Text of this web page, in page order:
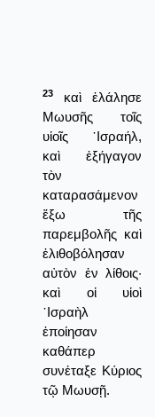
23
καὶ ἐλάλησε
Μωυσῆς τοῖς
υἱοῖς ᾿Ισραήλ,
καὶ ἐξήγαγον
τὸν
καταρασάμενον
ἔξω τῆς
παρεμβολῆς καὶ
ἐλιθοβόλησαν
αὐτὸν ἐν λίθοις·
καὶ οἱ υἱοὶ
᾿Ισραὴλ
ἐποίησαν
καθάπερ
συνέταξε Κύριος
τῷ Μωυσῇ.